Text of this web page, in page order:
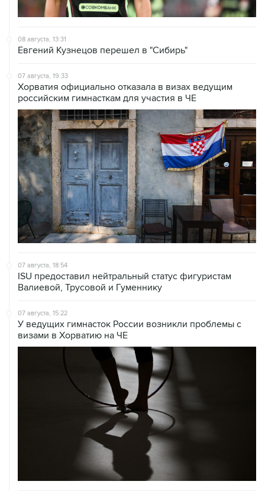
08 августа, 13:31
Евгений Кузнецов перешел в "Сибирь"
07 августа, 19:33
Хорватия официально отказала в визах ведущим
российским гимнасткам для участия в ЧЕ
07 августа, 18:54
ISU предоставил нейтральный статус фигуристам
Валиевой, Трусовой и Гуменнику
07 августа, 15:22
У ведущих гимнасток России возникли проблемы с
визами в Хорватию на ЧЕ